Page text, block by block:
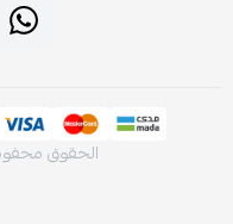
الحقوق محفوظة | 2026